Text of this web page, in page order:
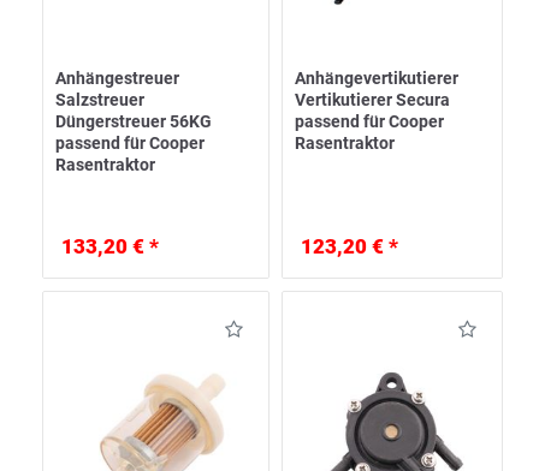
Anhängestreuer
Salzstreuer
Düngerstreuer 56KG
passend für Cooper
Rasentraktor
133,20 € *
Anhängevertikutierer
Vertikutierer Secura
passend für Cooper
Rasentraktor
123,20 € *